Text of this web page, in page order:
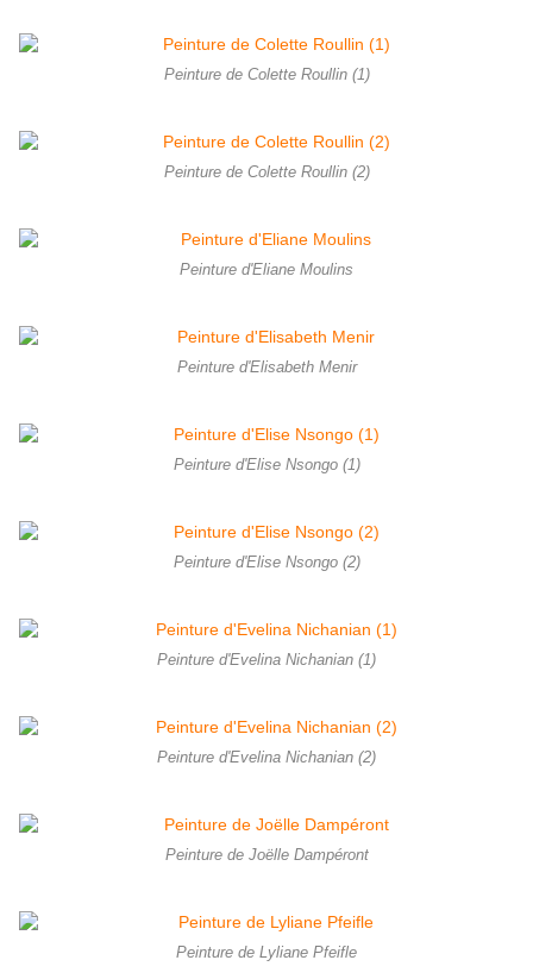
Peinture de Colette Roullin (1)
Peinture de Colette Roullin (2)
Peinture d'Eliane Moulins
Peinture d'Elisabeth Menir
Peinture d'Elise Nsongo (1)
Peinture d'Elise Nsongo (2)
Peinture d'Evelina Nichanian (1)
Peinture d'Evelina Nichanian (2)
Peinture de Joëlle Dampéront
Peinture de Lyliane Pfeifle